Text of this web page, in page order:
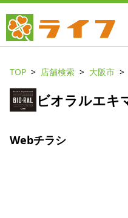
TOP 店舗検索 大阪市
ビオラルエキ
Webチラシ